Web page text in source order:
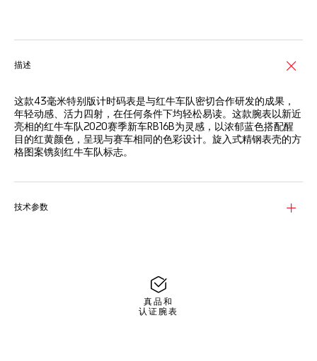
描述
这款43毫米特别版计时码表是与红牛车队密切合作研发的成果，
年轻动感、活力四射，在任何条件下均轻松易读。这款腕表以新近
亮相的红牛车队2020赛季新车RB16B为灵感，以浓郁蓝色搭配醒
目的红黄颜色，呈现与赛车相同的色彩设计。旋入式精钢表壳的方
格图案镌刻红牛车队标志。
技术参数
真品和
认证腕表